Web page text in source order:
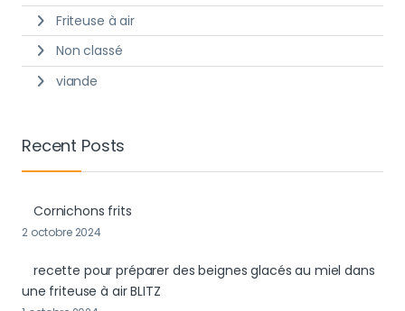
Friteuse à air
Non classé
viande
Recent Posts
Cornichons frits
2 octobre 2024
recette pour préparer des beignes glacés au miel dans
une friteuse à air BLITZ